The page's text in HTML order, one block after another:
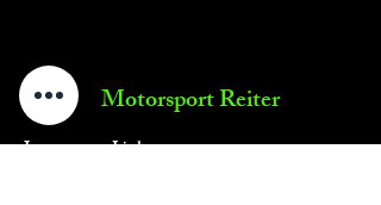
Motorsport Reiter
Impressum - Link